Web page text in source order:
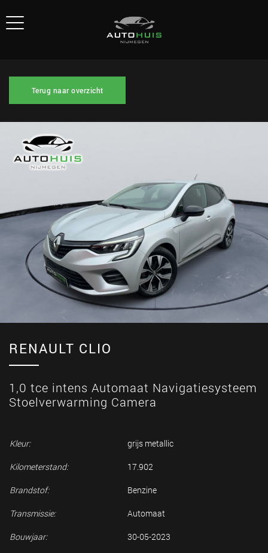
Terug naar overzicht
RENAULT CLIO
1,0 tce intens Automaat Navigatiesysteem
Stoelverwarming Camera
Kleur: grijs metallic
Kilometerstand: 17.902
Brandstof: Benzine
Transmissie: Automaat
Bouwjaar: 30-05-2023